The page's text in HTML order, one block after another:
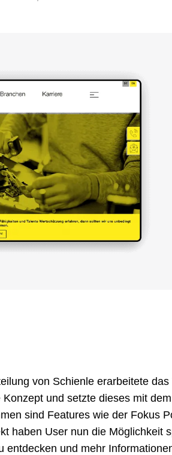
von Schienle erarbeitete
und setzte dieses mit
sind Features wie der Fokus
haben User nun die Möglichkeit
entdecken und mehr